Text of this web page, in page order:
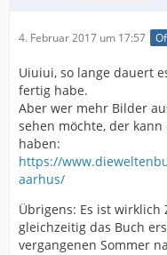
4. Februar 2017 um 17:57
Uiuiui, so lange dauert
fertig habe.
Aber wer mehr Bilder
sehen möchte, der
haben:
https://
aarhus/
Übrigens: Es ist wirklich
gleichzeitig das Buch
vergangenen Sommer